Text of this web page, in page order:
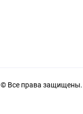
© Все права защищены.